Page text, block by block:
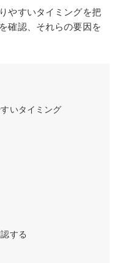
やすいタイミングを把
確認、それらの要因を
いタイミング
する